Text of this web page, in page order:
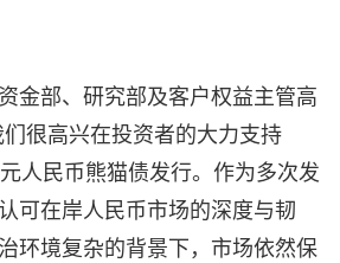
金部、研究部及客户权益主管高
们很高兴在投资者的大力支持
人民币熊猫债发行。作为多次发
可在岸人民币市场的深度与韧
环境复杂的背景下，市场依然保